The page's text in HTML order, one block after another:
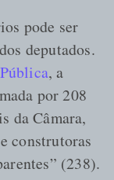
pode ser
deputados.
, a
por 208
da Câmara,
construtoras
(238).